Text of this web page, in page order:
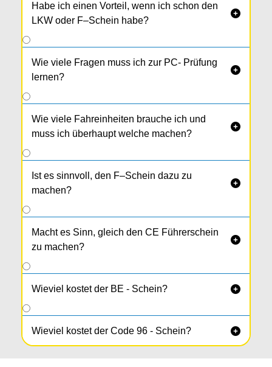
Habe ich einen Vorteil, wenn ich schon den
LKW oder F–Schein habe?

Wie viele Fragen muss ich zur PC- Prüfung
lernen?

Wie viele Fahreinheiten brauche ich und
muss ich überhaupt welche machen?

Ist es sinnvoll, den F–Schein dazu zu
machen?

Macht es Sinn, gleich den CE Führerschein
zu machen?

Wieviel kostet der BE - Schein? 
Wieviel kostet der Code 96 - Schein? 